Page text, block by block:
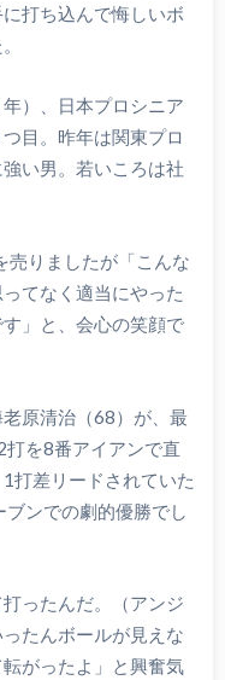
打ち込んで悔しいボ
）、日本プロシニア
目。昨年は関東プロ
い男。若いころは社
売りましたが「こんな
てなく適当にやった
」と、会心の笑顔で
原清治（68）が、最
を8番アイアンで直
打差リードされていた
ンでの劇的優勝でし
ったんだ。（アンジ
たんボールが見えな
がったよ」と興奮気